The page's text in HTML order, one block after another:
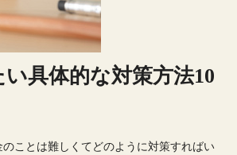
具体的な対策方法10
ことは難しくてどのように対策すればい